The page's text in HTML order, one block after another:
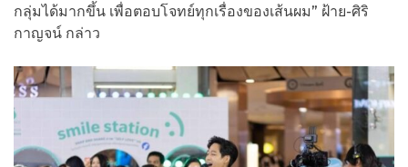
กลุ่มได้มากขึ้น เพื่อตอบโจทย์ทุกเรื่องของเส้นผม” ฝ้าย-ศิริ
กาญจน์ กล่าว